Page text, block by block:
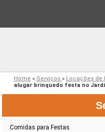
Home » Serviços » Locações de
alugar brinquedo festa no
Comidas para Festas